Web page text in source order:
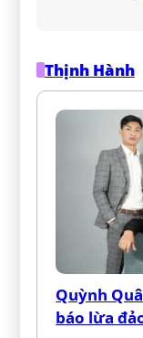
Thịnh Hành
Quỳnh
báo lừa